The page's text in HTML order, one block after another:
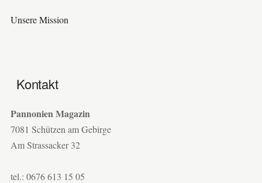
Unsere Mission
Kontakt
Pannonien Magazin
7081 Schützen am Gebirge
Am Strassacker 32
tel.: 0676 613 15 05